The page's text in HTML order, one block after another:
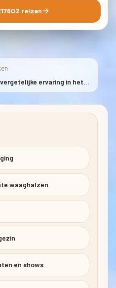
reizen
ervaring in het
waaghalzen
en shows